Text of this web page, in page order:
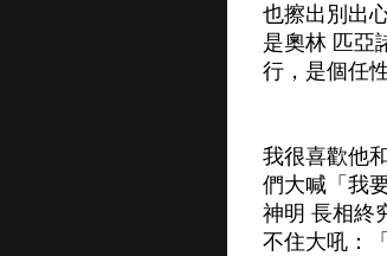
也擦出別出
是奧林 匹亞
行，是個任
我很喜歡他
們大喊「我
神明 長相終
不住大吼：